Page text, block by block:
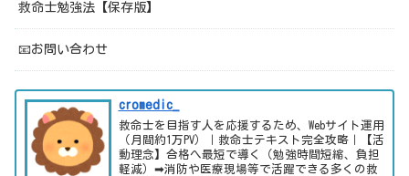
救命士勉強法【保存版】
📧お問い合わせ
cromedic_
救命士を目指す人を応援するため、Webサイト運用
（月間約1万PV）｜救命士テキスト完全攻略｜【活
動理念】合格へ最短で導く（勉強時間短縮、負担
軽減）➡消防や医療現場等で活躍できる多くの救